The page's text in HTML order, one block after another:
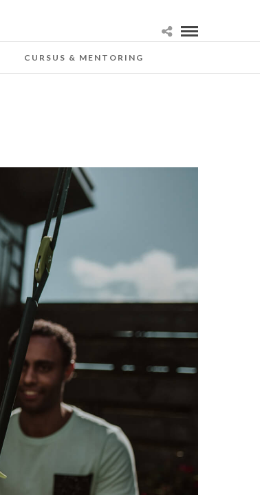
CURSUS & MENTORING